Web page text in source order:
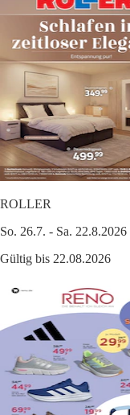
ROLLER
So. 26.7. - Sa. 22.8.2026
Gültig bis 22.08.2026